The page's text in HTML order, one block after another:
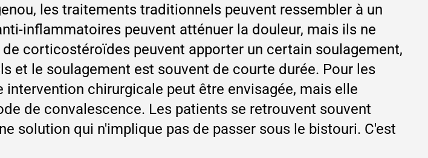
les traitements traditionnels peuvent ressembler à un
inflammatoires peuvent atténuer la douleur, mais ils ne
corticostéroïdes peuvent apporter un certain soulagement,
et le soulagement est souvent de courte durée. Pour les
chirurgicale peut être envisagée, mais elle
de convalescence. Les patients se retrouvent souvent
solution qui n'implique pas de passer sous le bistouri. C'est